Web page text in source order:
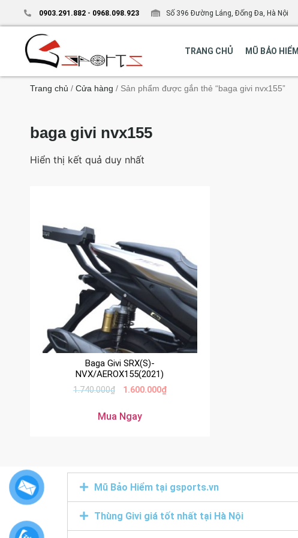
0903.291.882 - 0968.098.923 Số 396 Đường Láng, Đống Đa, Hà Nội
TRANG CHỦ MŨ BẢO HIỂM
Trang chủ / Cửa hàng / Sản phẩm được gắn thẻ “baga givi nvx155”
baga givi nvx155
Hiển thị kết quả duy nhất
Baga Givi SRX(S)-
NVX/AEROX155(2021)
1.740.000₫ 1.600.000₫
Mua Ngay
Mũ Bảo Hiểm tại gsports.vn
Thùng Givi giá tốt nhất tại Hà Nội